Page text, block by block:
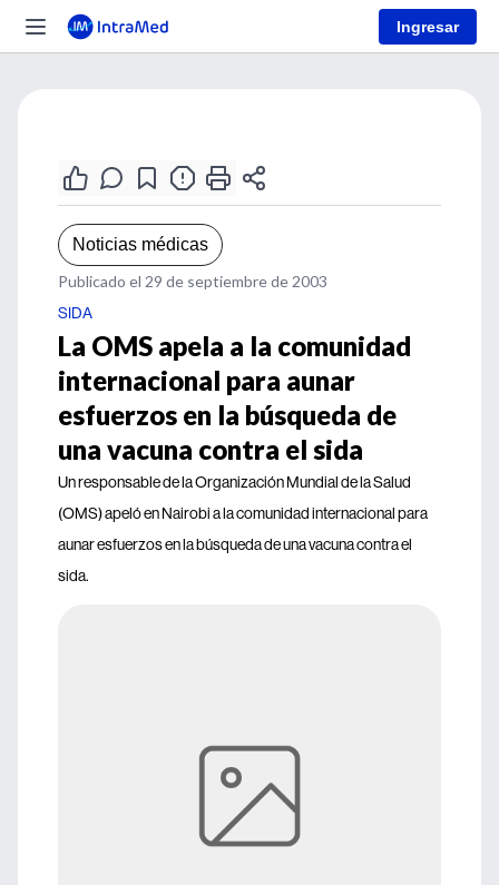
Ingresar
Noticias médicas
Publicado el 29 de septiembre de 2003
SIDA
La OMS apela a la comunidad
internacional para aunar
esfuerzos en la búsqueda de
una vacuna contra el sida
Un responsable de la Organización Mundial de la Salud
(OMS) apeló en Nairobi a la comunidad internacional para
aunar esfuerzos en la búsqueda de una vacuna contra el
sida.